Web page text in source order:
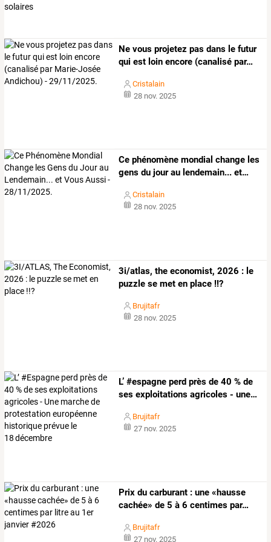
Ne vous projetez pas dans le futur
qui est loin encore (canalisé par…
Cristalain
28 nov. 2025
Ce phénomène mondial change les
gens du jourau lendemain... et…
Cristalain
28 nov. 2025
3i/atlas, the economist, 2026 : le
puzzle se met en place !!?
Brujitafr
28 nov. 2025
L’ #espagne perd près de 40 % de
ses exploitations agricoles - une…
Brujitafr
27 nov. 2025
Prix du carburant : une «hausse
cachée» de 5 à 6 centimes par…
Brujitafr
27 nov. 2025